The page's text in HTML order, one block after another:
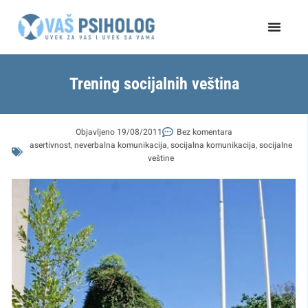
Trening socijalnih veština
Objavljeno 19/08/2011
Bez komentara
asertivnost,neverbalna komunikacija,socijalna komunikacija,socijalne
veštine